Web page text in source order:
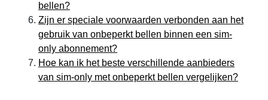
bellen?
Zijn er speciale voorwaarden verbonden aan het
gebruik van onbeperkt bellen binnen een sim-
only abonnement?
Hoe kan ik het beste verschillende aanbieders
van sim-only met onbeperkt bellen vergelijken?